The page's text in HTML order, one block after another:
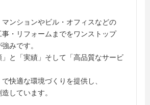
ンションやビル・オフィスなどの
・リフォームまでをワンストップ
みです。
と「実績」そして「高品質なサービ
快適な環境づくりを提供し、
しています。